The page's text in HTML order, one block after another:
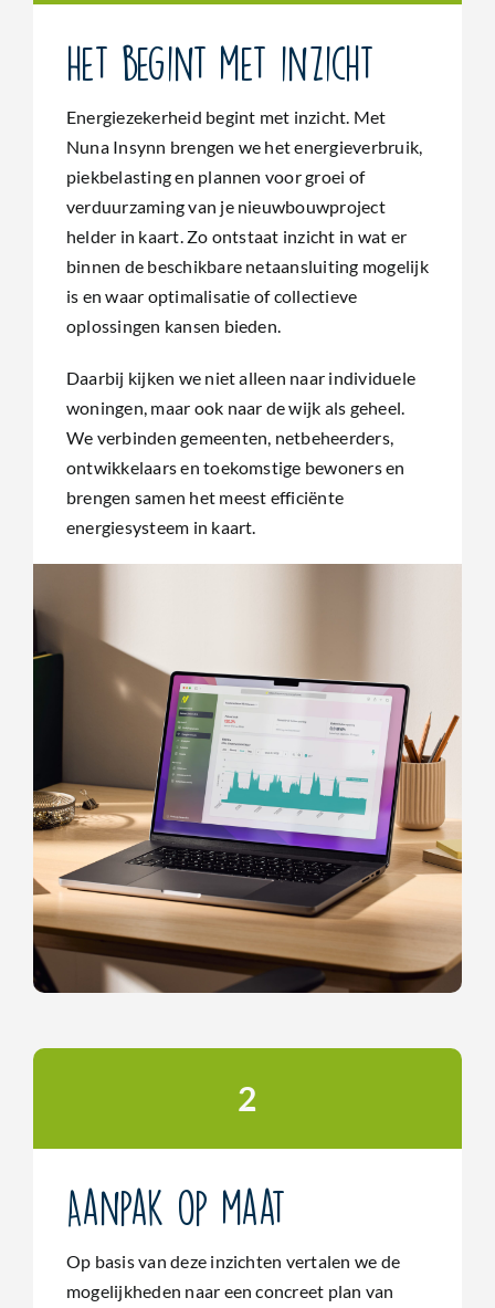
Het begint met inzicht
Energiezekerheid begint met inzicht. Met
Nuna Insynn brengen we het energieverbruik,
piekbelasting en plannen voor groei of
verduurzaming van je nieuwbouwproject
helder in kaart. Zo ontstaat inzicht in wat er
binnen de beschikbare netaansluiting mogelijk
is en waar optimalisatie of collectieve
oplossingen kansen bieden.
Daarbij kijken we niet alleen naar individuele
woningen, maar ook naar de wijk als geheel.
We verbinden gemeenten, netbeheerders,
ontwikkelaars en toekomstige bewoners en
brengen samen het meest efficiënte
energiesysteem in kaart.
2
Aanpak op maat
Op basis van deze inzichten vertalen we de
mogelijkheden naar een concreet plan van